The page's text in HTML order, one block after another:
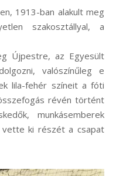
1913-ban alakult meg
szakosztállyal, a
Újpestre, az Egyesült
valószínűleg e
lila-fehér színeit a fóti
révén történt
munkásemberek
ki részét a csapat